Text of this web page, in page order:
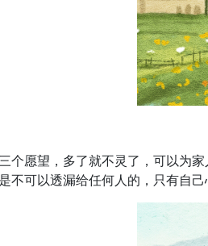
个愿望，多了就不灵了，可以为
不可以透漏给任何人的，只有自